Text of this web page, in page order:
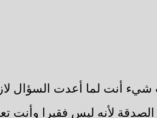
أنت لما أعدت السؤال
لأنه ليس فقيرا وأنت